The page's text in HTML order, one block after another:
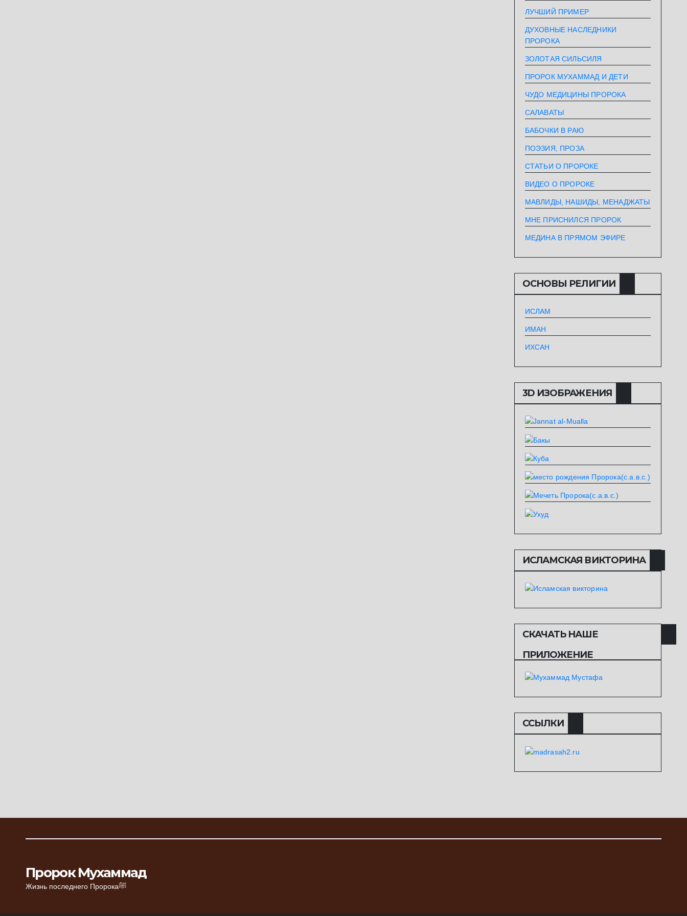
ЛУЧШИЙ ПРИМЕР
ДУХОВНЫЕ НАСЛЕДНИКИ
ПРОРОКА
ЗОЛОТАЯ СИЛЬСИЛЯ
ПРОРОК МУХАММАД И ДЕТИ
ЧУДО МЕДИЦИНЫ ПРОРОКА
САЛАВАТЫ
БАБОЧКИ В РАЮ
ПОЭЗИЯ, ПРОЗА
СТАТЬИ О ПРОРОКЕ
ВИДЕО О ПРОРОКЕ
МАВЛИДЫ, НАШИДЫ, МЕНАДЖАТЫ
МНЕ ПРИСНИЛСЯ ПРОРОК
МЕДИНА В ПРЯМОМ ЭФИРЕ
ОСНОВЫ РЕЛИГИИ
ИСЛАМ
ИМАН
ИХСАН
3D ИЗОБРАЖЕНИЯ
ИСЛАМСКАЯ ВИКТОРИНА
СКАЧАТЬ НАШЕ
ПРИЛОЖЕНИЕ
ССЫЛКИ
Пророк Мухаммад
Жизнь последнего Пророкаﷺ